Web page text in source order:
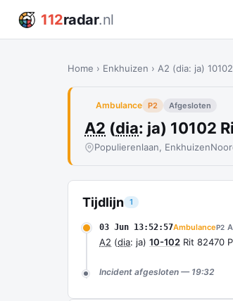
112radar.nl
Home › Enkhuizen › A2 (dia: ja)
Ambulance P2 Afgesloten
A2 (dia: ja) 10102
Populierenlaan, Enkhuizen
Tijdlijn 1
03 Jun 13:52:57AmbulanceP2
A2 (dia: ja) 10-102 Rit 82470
Incident afgesloten — 19:32